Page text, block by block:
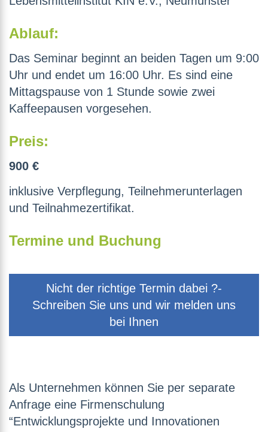
Ablauf:
Das Seminar beginnt an beiden Tagen um 9:00
Uhr und endet um 16:00 Uhr. Es sind eine
Mittagspause von 1 Stunde sowie zwei
Kaffeepausen vorgesehen.
Preis:
900 €
inklusive Verpflegung, Teilnehmerunterlagen
und Teilnahmezertifikat.
Termine und Buchung
Nicht der richtige Termin dabei ?-
Schreiben Sie uns und wir melden uns
bei Ihnen
Als Unternehmen können Sie per separate
Anfrage eine Firmenschulung
“Entwicklungsprojekte und Innovationen